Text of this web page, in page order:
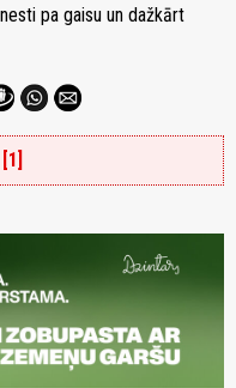
pa gaisu un dažkārt